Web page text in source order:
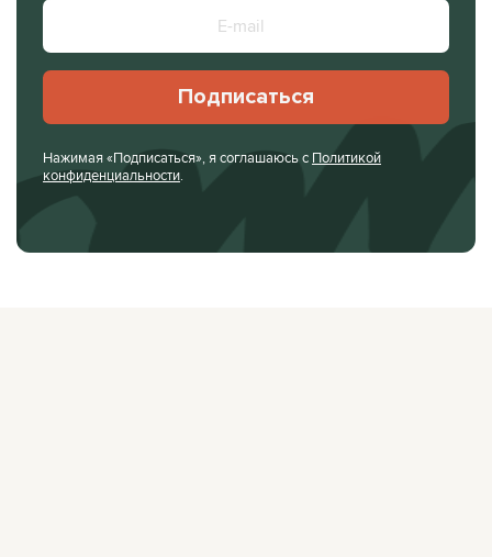
Подписаться
Нажимая «Подписаться», я соглашаюсь с Политикой
конфиденциальности.